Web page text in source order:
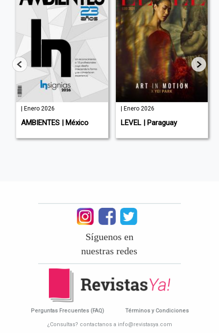
| Enero 2026
AMBIENTES | México
| Enero 2026
LEVEL | Paraguay
Síguenos en
nuestras redes
Perguntas Frecuentes (FAQ) Términos y Condiciones
¿Consultas? contactanos a info@revistasya.com